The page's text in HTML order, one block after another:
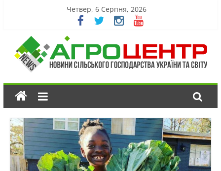
Четвер, 6 Серпня, 2026